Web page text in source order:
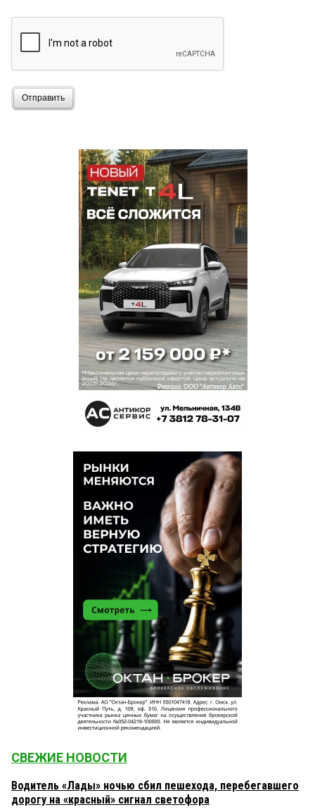
Отправить
СВЕЖИЕ НОВОСТИ
Водитель «Лады» ночью сбил пешехода, перебегавшего
дорогу на «красный» сигнал светофора